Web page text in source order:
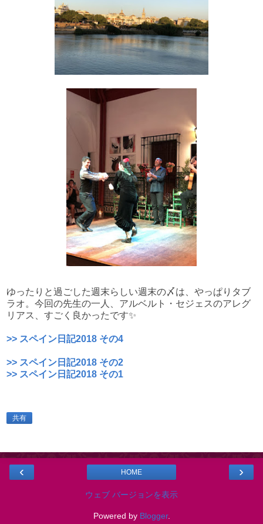
ゆったりと過ごした週末らしい週末の〆は、やっぱりタブ
ラオ。今回の先生の一人、アルベルト・セジェスのアレグ
リアス、すごく良かったです✨
>> スペイン日記2018 その4
>> スペイン日記2018 その2
>> スペイン日記2018 その1
共有
‹ ›
HOME
ウェブ バージョンを表示
Powered by Blogger.